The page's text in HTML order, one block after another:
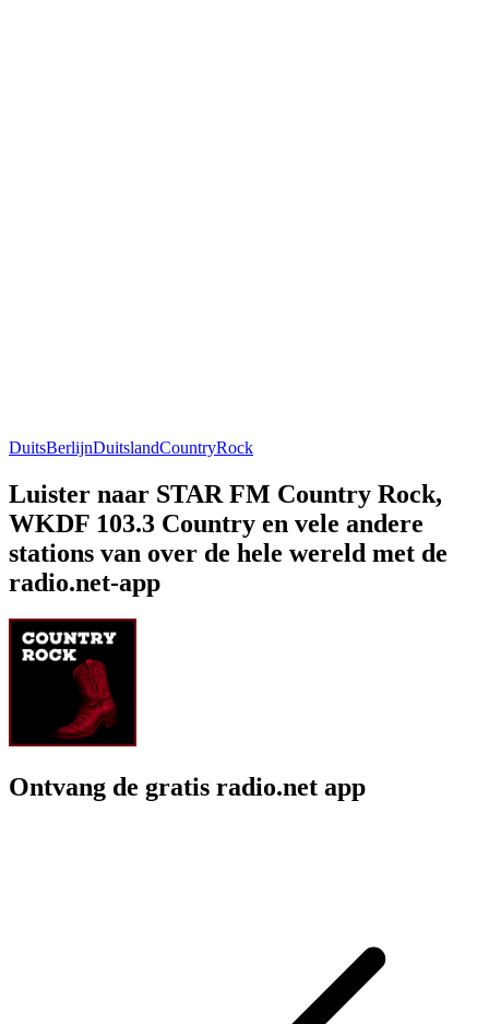
DuitsBerlijnDuitslandCountryRock
Luister naar STAR FM Country Rock,
WKDF 103.3 Country en vele andere
stations van over de hele wereld met de
radio.net-app
Ontvang de gratis radio.net app